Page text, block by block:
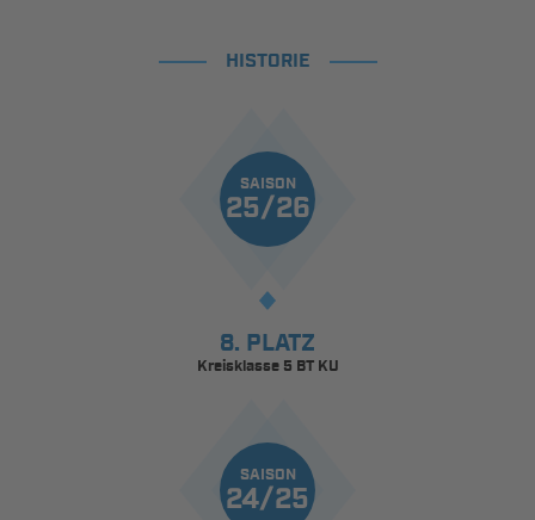
HISTORIE
SAISON
25/26
8. PLATZ
Kreisklasse 5 BT KU
SAISON
24/25